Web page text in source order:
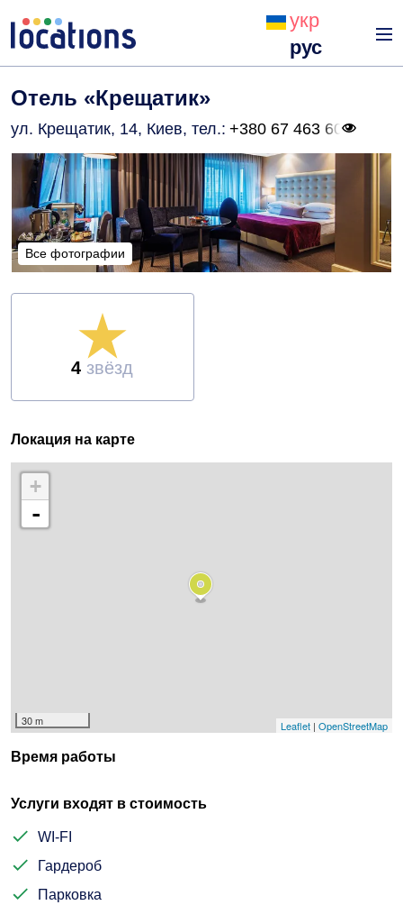
укр
рус
Отель «Крещатик»
ул. Крещатик, 14, Киев, тел.: +380 67 463 60
Все фотографии
Все фотографии
4 звёзд
Локация на карте
+
-
30 m Leaflet | OpenStreetMap
Время работы
Услуги входят в стоимость
WI-FI
Гардероб
Парковка